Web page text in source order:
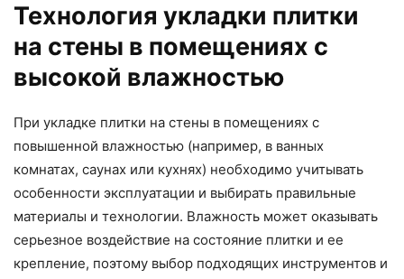
Технология укладки плитки
на стены в помещениях с
высокой влажностью
При укладке плитки на стены в помещениях с
повышенной влажностью (например, в ванных
комнатах, саунах или кухнях) необходимо учитывать
особенности эксплуатации и выбирать правильные
материалы и технологии. Влажность может оказывать
серьезное воздействие на состояние плитки и ее
крепление, поэтому выбор подходящих инструментов и